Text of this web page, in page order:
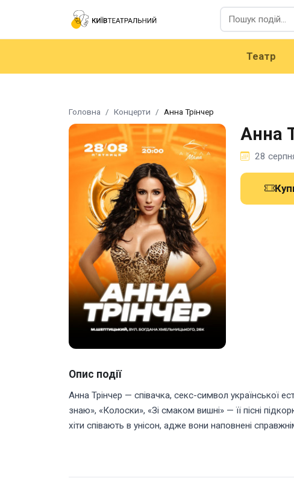
Театр
Головна Концерти Анна Трінчер
Анна
28
Опис події
Анна Трінчер — співачка, секс-символ української
знаю», «Колоски», «Зі смаком вишні» — її пісні
хіти співають в унісон, адже вони наповнені